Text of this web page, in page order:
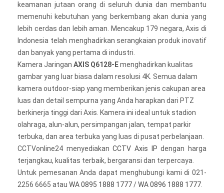
keamanan jutaan orang di seluruh dunia dan membantu
memenuhi kebutuhan yang berkembang akan dunia yang
lebih cerdas dan lebih aman. Mencakup 179 negara, Axis di
Indonesia telah menghadirkan serangkaian produk inovatif
dan banyak yang pertama di industri.
Kamera Jaringan AXIS Q6128-Emenghadirkan kualitas
gambar yang luar biasa dalam resolusi 4K. Semua dalam
kamera outdoor-siap yang memberikan jenis cakupan area
luas dan detail sempurna yang Anda harapkan dari PTZ
berkinerja tinggi dari Axis. Kamera ini ideal untuk stadion
olahraga, alun-alun, persimpangan jalan, tempat parkir
terbuka, dan area terbuka yang luas di pusat perbelanjaan.
CCTVonline24 menyediakanCCTV Axis IP dengan harga
terjangkau, kualitas terbaik, bergaransi dan terpercaya.
Untuk pemesanan Anda dapat menghubungi kami di 021-
2256 6665 atau WA 0895 1888 1777/WA 0896 1888 1777